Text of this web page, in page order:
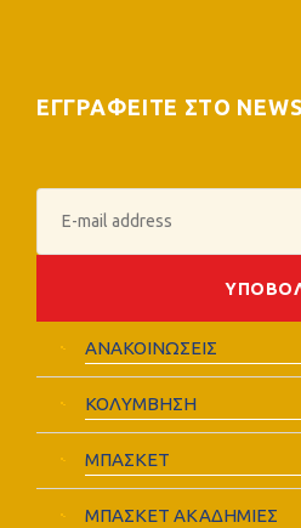
ΕΓΓΡΑΦΕΙΤΕ ΣΤΟ
ΑΝΑΚΟΙΝΩΣΕΙΣ
ΚΟΛΥΜΒΗΣΗ
ΜΠΑΣΚΕΤ
ΜΠΑΣΚΕΤ ΑΚΑΔΗΜΙΕΣ